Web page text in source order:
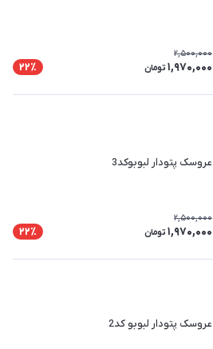
2,500,000
1,970,000 تومان 22٪
عروسک پتودار لبوبوکد3
2,500,000
1,970,000 تومان 22٪
عروسک پتودار لبوبو کد2